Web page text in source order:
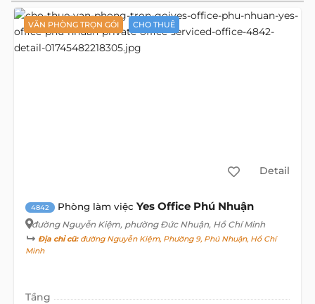
VĂN PHÒNG TRỌN GÓI CHO THUÊ
Detail
4842 Phòng làm việc Yes Office Phú Nhuận
đường Nguyễn Kiệm, phường Đức Nhuận, Hồ Chí Minh
Địa chỉ cũ:đường Nguyễn Kiệm, Phường 9, Phú Nhuận, Hồ Chí
Minh
Tầng